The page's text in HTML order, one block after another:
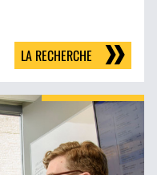
LA RECHERCHE